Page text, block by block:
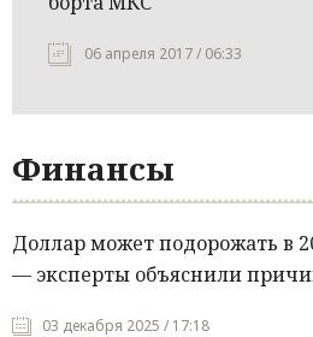
06 апреля 2017 / 06:33
Финансы
Доллар может подорожать в
— эксперты объяснили
03 декабря 2025 / 17:18